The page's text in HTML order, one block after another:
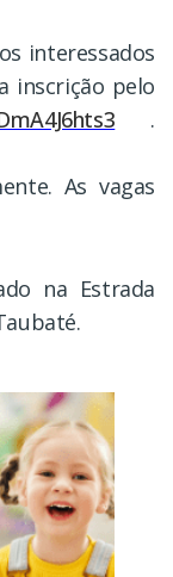
interessados
inscrição pelo
.
As vagas
na Estrada